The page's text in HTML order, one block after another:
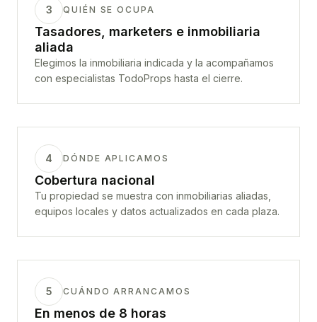
3 QUIÉN SE OCUPA
Tasadores, marketers e inmobiliaria
aliada
Elegimos la inmobiliaria indicada y la acompañamos
con especialistas TodoProps hasta el cierre.
4 DÓNDE APLICAMOS
Cobertura nacional
Tu propiedad se muestra con inmobiliarias aliadas,
equipos locales y datos actualizados en cada plaza.
5 CUÁNDO ARRANCAMOS
En menos de 8 horas